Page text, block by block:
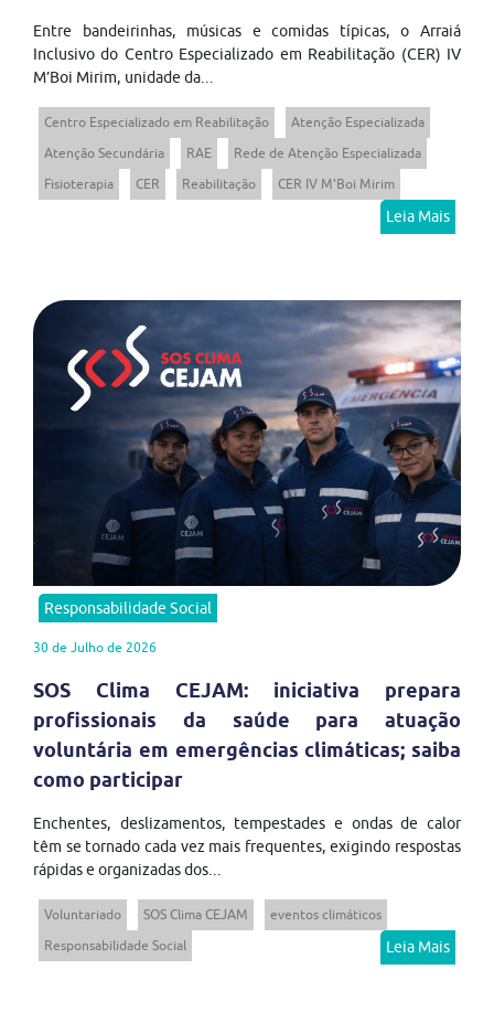
Entre bandeirinhas, músicas e comidas típicas, o Arraiá
Inclusivo do Centro Especializado em Reabilitação (CER) IV
M’Boi Mirim, unidade da...
Centro Especializado em Reabilitação
Atenção Especializada
Atenção Secundária
RAE
Rede de Atenção Especializada
Fisioterapia
CER Reabilitação CER IV M'Boi Mirim
Leia Mais
Responsabilidade Social
30 de Julho de 2026
SOS Clima CEJAM: iniciativa prepara
profissionais da saúde para atuação
voluntária em emergências climáticas; saiba
como participar
Enchentes, deslizamentos, tempestades e ondas de calor
têm se tornado cada vez mais frequentes, exigindo respostas
rápidas e organizadas dos...
Voluntariado SOS Clima CEJAM
eventos climáticos
Responsabilidade Social
Leia Mais